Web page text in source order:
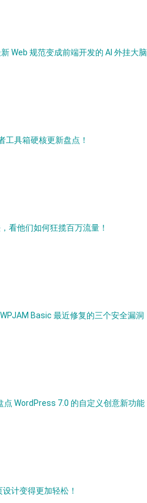
Web 规范变成前端开发的 AI 外挂大脑
工具箱硬核更新盘点！
看他们如何狂揽百万流量！
Basic 最近修复的三个安全漏洞
WordPress 7.0 的自定义创意新功能
计变得更加轻松！